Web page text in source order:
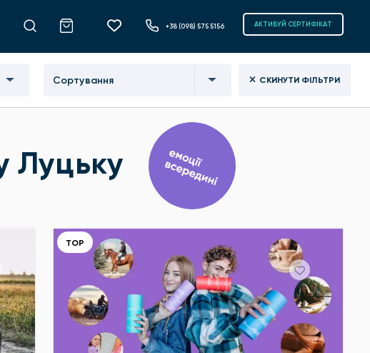
+38 (098) 575 5156 АКТИВУЙ СЕРТИФІКАТ
Сортування СКИНУТИ ФІЛЬТРИ
Луцьку
ТОР